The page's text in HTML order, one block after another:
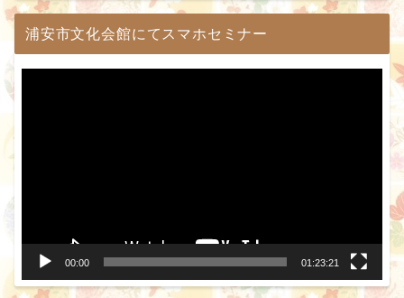
浦安市文化会館にてスマホセミナー
00:00 01:23:21